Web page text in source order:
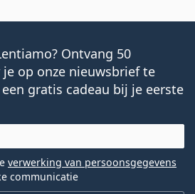
Ontvang 50
op onze nieuwsbrief te
gratis cadeau bij je eerste
verwerking van persoonsgegevens
communicatie